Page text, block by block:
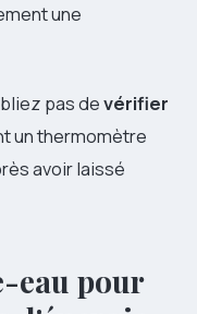
une
pas devérifier
un thermomètre
avoir laissé
eau pour